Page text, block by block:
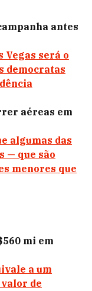
antes
Vegas será o
democratas
aéreas em
algumas das
— que são
menores que
mi em
a um
de